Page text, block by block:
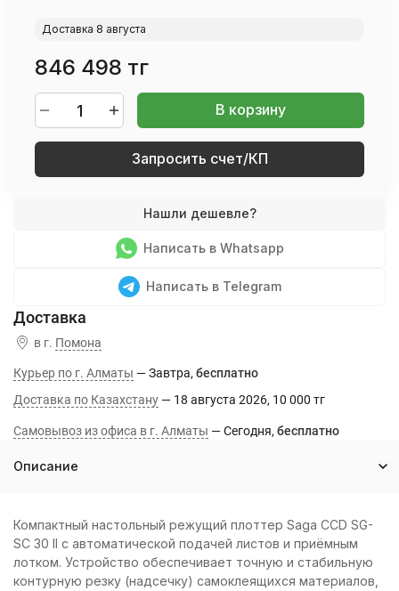
Доставка 8 августа
846 498 тг
В корзину
Запросить счет/КП
Написать в Whatsapp
Написать в Telegram
в г. Помона
Курьер по г. Алматы Завтра
Бесплатно
Доставка по Казахстану
18 августа 2026 10 000 тг
Самовывоз из офиса в г. Алматы Сегодня Бесплатно
Описание
Компактный настольный режущий плоттер Saga CCD SG-
SC 30 II с автоматической подачей листов и приёмным
лотком. Устройство обеспечивает точную и стабильную
контурную резку (надсечку) самоклеящихся материалов,